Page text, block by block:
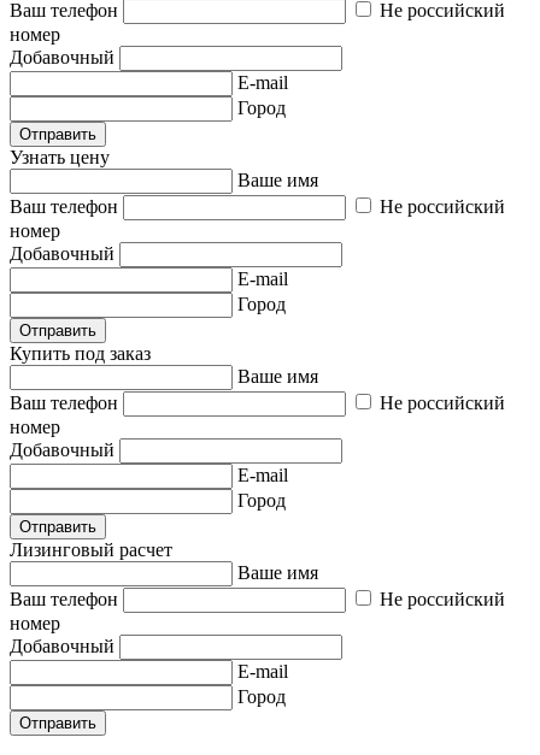
Ваш телефон
Не российский
номер
Добавочный
E-mail
Город
Отправить
Узнать цену
Ваше имя
Ваш телефон
Не российский
номер
Добавочный
E-mail
Город
Отправить
Купить под заказ
Ваше имя
Ваш телефон
Не российский
номер
Добавочный
E-mail
Город
Отправить
Лизинговый расчет
Ваше имя
Ваш телефон
Не российский
номер
Добавочный
E-mail
Город
Отправить